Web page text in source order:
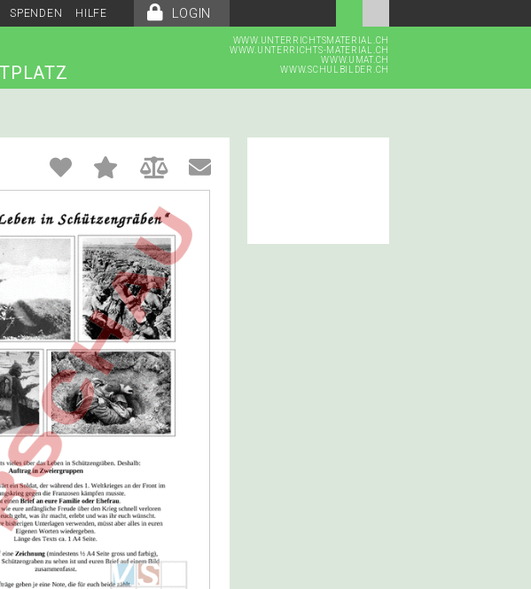
LOGIN
SPENDEN HILFE
WWW.UNTERRICHTSMATERIAL.CH
WWW.UNTERRICHTS-MATERIAL.CH
WWW.UMAT.CH
WWW.SCHULBILDER.CH